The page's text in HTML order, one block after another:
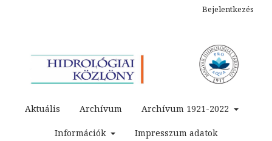
Aktuális Archívum Archívum 1921-2022
Információk Impresszum adatok
Bejelentkezés